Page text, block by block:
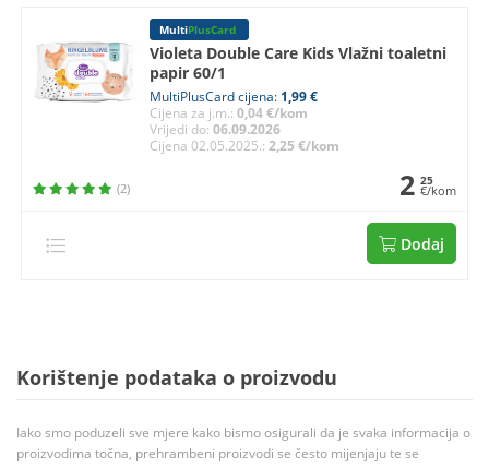
MultiPlusCard
Violeta Double Care Kids Vlažni toaletni
papir 60/1
MultiPlusCard cijena: 1,99 €
Cijena za j.m.:0,04 €/kom
Vrijedi do:06.09.2026
Cijena 02.05.2025.:2,25 €/kom
(2) 2 25
€/kom
Dodaj
Korištenje podataka o proizvodu
Iako smo poduzeli sve mjere kako bismo osigurali da je svaka informacija o
proizvodima točna, prehrambeni proizvodi se često mijenjaju te se